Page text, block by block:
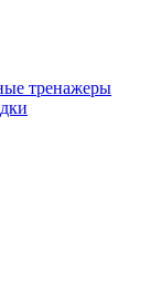
тренажеры